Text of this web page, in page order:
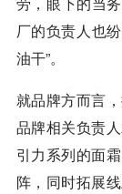
厂的负责人也
油干”。
就品牌方而言
品牌相关负责
引力系列的面
阵，同时拓展